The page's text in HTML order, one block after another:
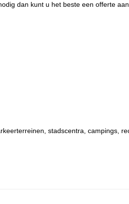
dan kunt u het beste een offerte
stadscentra, campings,